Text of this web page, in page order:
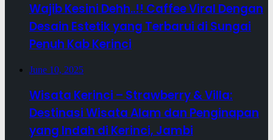
Wajib Kesini Dehh..!! Caffee Viral Dengan
Desain Estetik yang Terbarui di Sungai
Penuh Kab Kerinci
June 10, 2025
Wisata Kerinci – Strawberry & Villa:
Destinasi Wisata Alam dan Penginapan
yang Indah di Kerinci, Jambi